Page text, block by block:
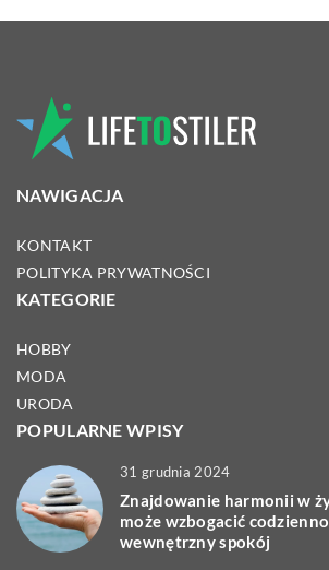
NAWIGACJA
KONTAKT
POLITYKA PRYWATNOŚCI
KATEGORIE
HOBBY
MODA
URODA
POPULARNE WPISY
31 grudnia 2024
Znajdowanie harmonii w
może wzbogacić
wewnętrzny spokój